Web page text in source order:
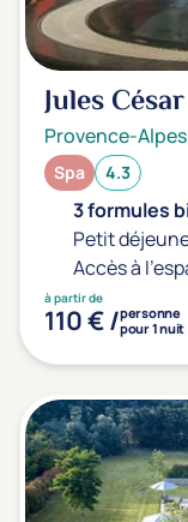
Jules
Provence-
Spa 4.3
3 formules
Petit
Accès à
à partir de
110 € /personne
pour 1 nuit